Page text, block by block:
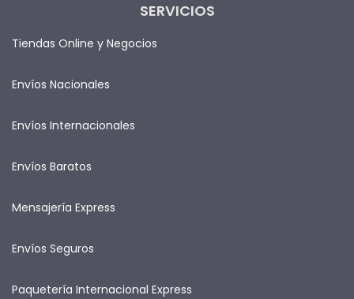
SERVICIOS
Tiendas Online y Negocios
Envíos Nacionales
Envíos Internacionales
Envíos Baratos
Mensajería Express
Envíos Seguros
Paquetería Internacional Express